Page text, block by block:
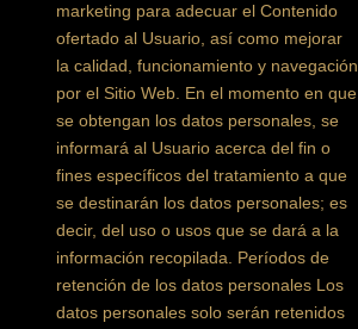
marketing para adecuar el Contenido
ofertado al Usuario, así como mejorar
la calidad, funcionamiento y navegación
por el Sitio Web. En el momento en que
se obtengan los datos personales, se
informará al Usuario acerca del fin o
fines específicos del tratamiento a que
se destinarán los datos personales; es
decir, del uso o usos que se dará a la
información recopilada. Períodos de
retención de los datos personales Los
datos personales solo serán retenidos